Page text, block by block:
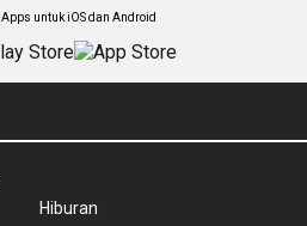
untuk iOS dan Android
Hiburan